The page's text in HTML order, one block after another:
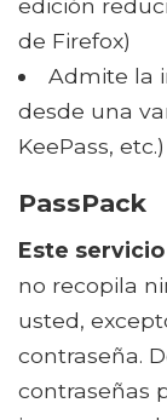
de Firefox)
Admite la
desde una
KeePass, etc.)
PassPack
Este servicio
no recopila
usted,
contraseña.
contraseñas